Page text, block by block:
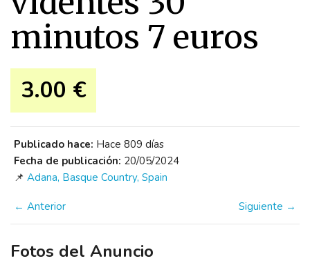
minutos 7 euros
3.00 €
Publicado hace: Hace 809 días
Fecha de publicación: 20/05/2024
📌 Adana, Basque Country, Spain
← Anterior Siguiente →
Fotos del Anuncio